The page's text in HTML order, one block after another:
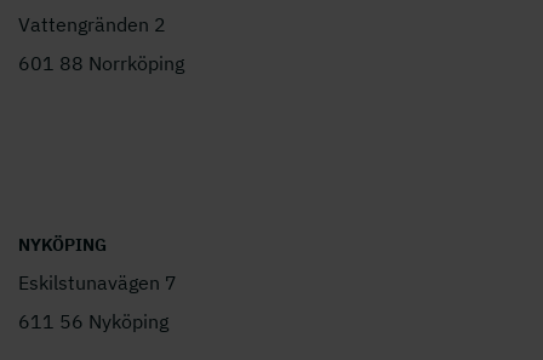
Vattengränden 2
601 88 Norrköping
NYKÖPING
Eskilstunavägen 7
611 56 Nyköping